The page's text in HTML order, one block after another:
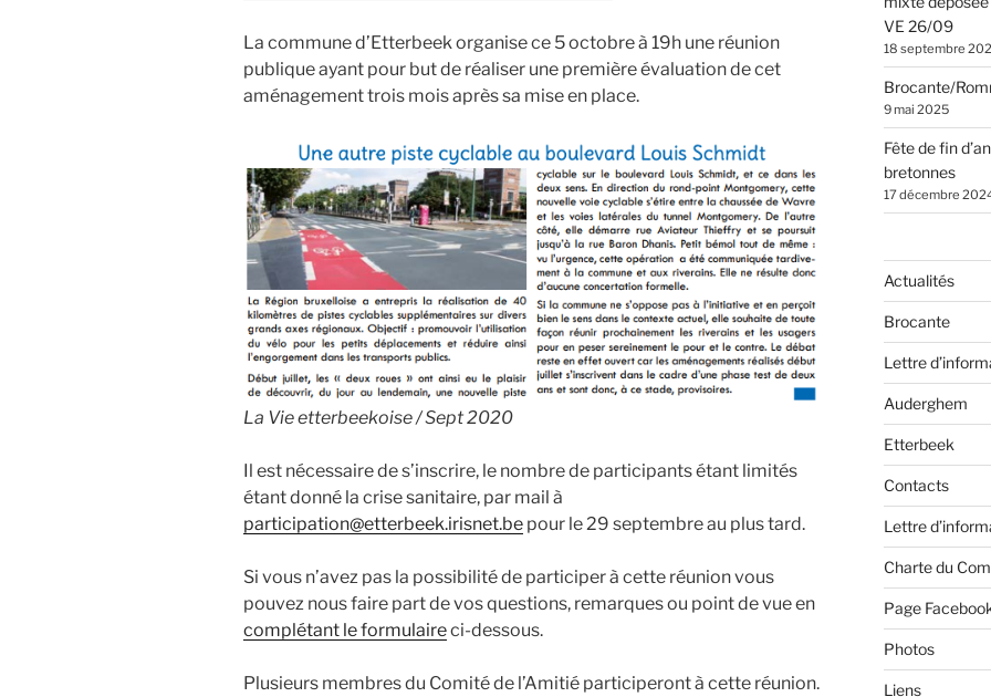
La commune d’Etterbeek organise ce 5 octobre à 19h une réunion
publique ayant pour but de réaliser une première évaluation de cet
aménagement trois mois après sa mise en place.
La Vie etterbeekoise / Sept 2020
Il est nécessaire de s’inscrire, le nombre de participants étant limités
étant donné la crise sanitaire, par mail à
participation@etterbeek.irisnet.be pour le 29 septembre au plus tard.
Si vous n’avez pas la possibilité de participer à cette réunion vous
pouvez nous faire part de vos questions, remarques ou point de vue en
complétant le formulaireci-dessous.
Plusieurs membres du Comité de l’Amitié participeront à cette réunion.
VE 26/09
18 septembre
Brocante/
9 mai 2025
Fête de fin
bretonnes
17 décembre
Actualités
Brocante
Lettre
Auderghem
Etterbeek
Contacts
Lettre
Charte du
Page
Photos
Liens